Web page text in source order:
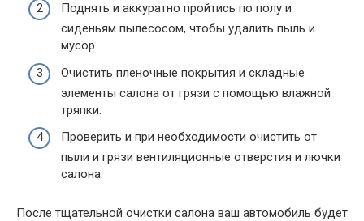
Поднять и аккуратно пройтись по полу и
сиденьям пылесосом, чтобы удалить пыль и
мусор.
Очистить пленочные покрытия и складные
элементы салона от грязи с помощью влажной
тряпки.
Проверить и при необходимости очистить от
пыли и грязи вентиляционные отверстия и лючки
салона.
После тщательной очистки салона ваш автомобиль будет